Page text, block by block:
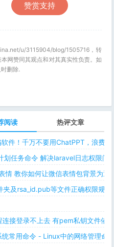
赞赏支持
u/3115904/blog/1505716，转
网赞同其观点和对其真实性负责。如
删除.
阅读 热评文章
件！千万不要用ChatPPT，浪费时
划任务命令 解决laravel日志权限问
情 教你如何让微信表情包背景为
及rsa_id.pub等文件正确权限规则
连接登录不上去 有pem私钥文件依
常用命令 - Linux中的网络管理命